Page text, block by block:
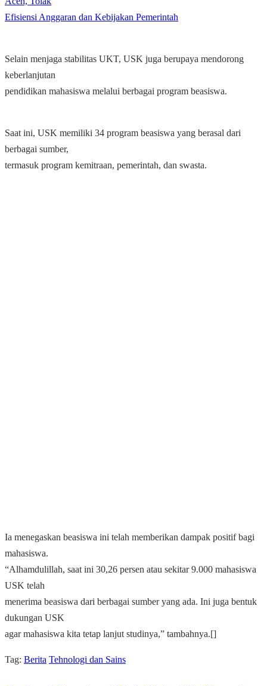
Efisiensi Anggaran dan Kebijakan Pemerintah
Selain menjaga stabilitas UKT, USK juga berupaya mendorong
keberlanjutan
pendidikan mahasiswa melalui berbagai program beasiswa.
Saat ini, USK memiliki 34 program beasiswa yang berasal dari
berbagai sumber,
termasuk program kemitraan, pemerintah, dan swasta.
Ia menegaskan beasiswa ini telah memberikan dampak positif bagi
mahasiswa.
“Alhamdulillah, saat ini 30,26 persen atau sekitar 9.000 mahasiswa
USK telah
menerima beasiswa dari berbagai sumber yang ada. Ini juga bentuk
dukungan USK
agar mahasiswa kita tetap lanjut studinya,” tambahnya.[]
Tag: Berita Tehnologi dan Sains